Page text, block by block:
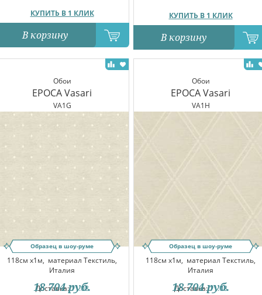
КУПИТЬ В 1 КЛИК
В корзину
КУПИТЬ В 1 КЛИК
В корзину
Обои
EPOCA Vasari
VA1G
Образец в шоу-руме
118см x1м, материал Текстиль,
Италия
Доставка:11.08
18 704 руб.
Обои
EPOCA Vasari
VA1H
Образец в шоу-руме
118см x1м, материал Текстиль,
Италия
Доставка:11.08
18 704 руб.